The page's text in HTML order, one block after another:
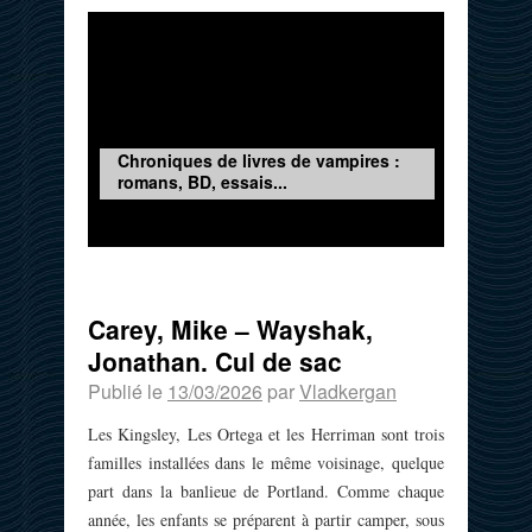
Chroniques de livres de vampires :
romans, BD, essais...
Carey, Mike – Wayshak,
Jonathan. Cul de sac
Publié le 13/03/2026 parVladkergan
Les Kingsley, Les Ortega et les Herriman sont trois
familles installées dans le même voisinage, quelque
part dans la banlieue de Portland. Comme chaque
année, les enfants se préparent à partir camper, sous